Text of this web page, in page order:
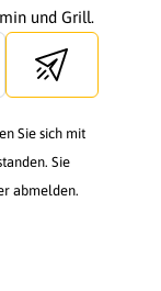
und Grill.
Send newsletter
Sie sich mit
Sie
abmelden.